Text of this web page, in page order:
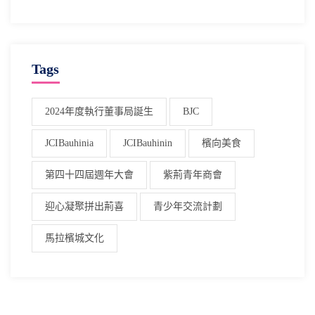
Tags
2024年度執行董事局誕生 BJC
JCIBauhinia JCIBauhinin 檳向美食
第四十四屆週年大會 紫荊青年商會
迎心凝聚拼出荊喜 青少年交流計劃
馬拉檳城文化